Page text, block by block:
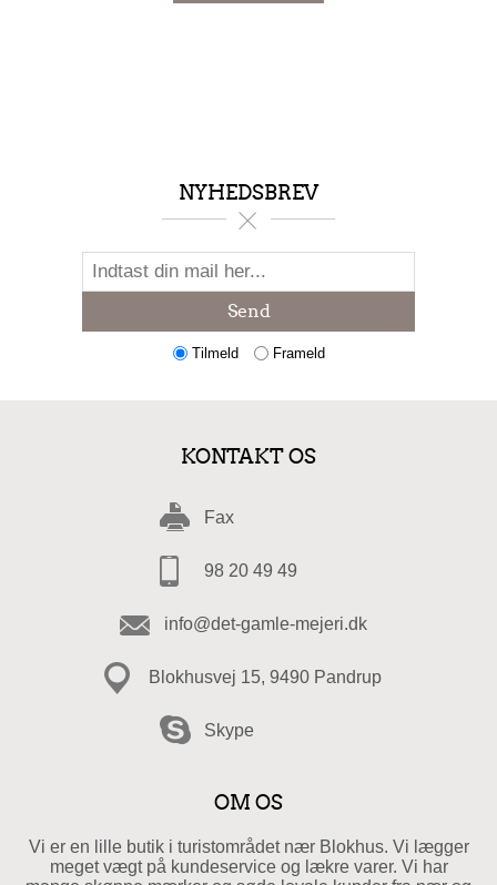
NYHEDSBREV
Send
Tilmeld Frameld
KONTAKT OS
Fax
98 20 49 49
info@det-gamle-mejeri.dk
Blokhusvej 15, 9490 Pandrup
Skype
OM OS
Vi er en lille butik i turistområdet nær Blokhus. Vi lægger
meget vægt på kundeservice og lækre varer. Vi har